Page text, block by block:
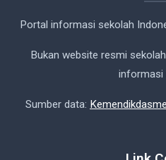
Portal informasi sekolah
Bukan website resmi
informasi
Sumber data: